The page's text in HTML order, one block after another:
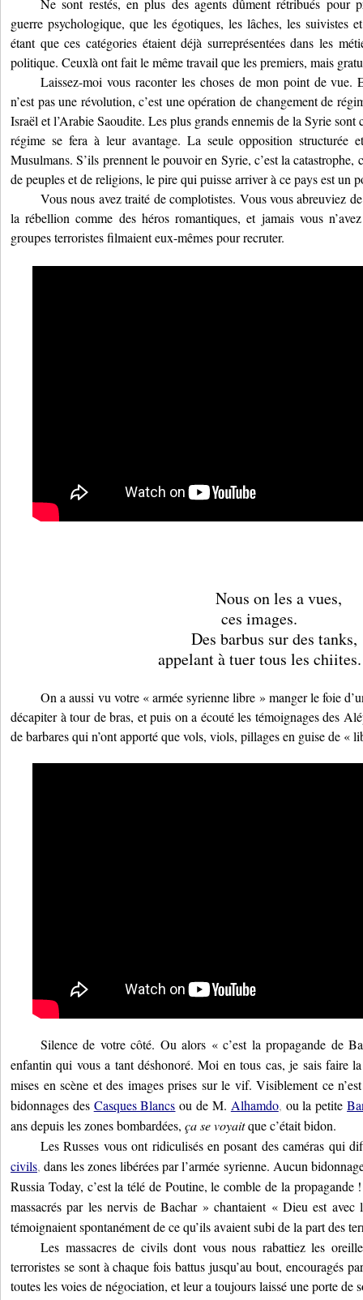
Ne sont restés, en plus des agents dûment rétribués pour
guerre psychologique, que les égotiques, les lâches, les suivistes
étant que ces catégories étaient déjà surreprésentées dans les
politique. Ceuxlà ont fait le même travail que les premiers, mais
Laissez-moi vous raconter les choses de mon point de
n’est pas une révolution, c’est une opération de changement de
Israël et l’Arabie Saoudite. Les plus grands ennemis de la Syrie sont
régime se fera à leur avantage. La seule opposition structurée
Musulmans. S’ils prennent le pouvoir en Syrie, c’est la catastrophe,
de peuples et de religions, le pire qui puisse arriver à ce pays est un
Vous nous avez traité de complotistes. Vous vous abreuviez
la rébellion comme des héros romantiques, et jamais vous
groupes terroristes filmaient eux-mêmes pour recruter.
Nous on les a vues,
ces images.
Des barbus sur des tanks,
appelant à tuer tous les chiites.
On a aussi vu votre « armée syrienne libre » manger le foie
décapiter à tour de bras, et puis on a écouté les témoignages des
de barbares qui n’ont apporté que vols, viols, pillages en guise de «
Silence de votre côté. Ou alors « c’est la propagande de
enfantin qui vous a tant déshonoré. Moi en tous cas, je sais faire
mises en scène et des images prises sur le vif. Visiblement ce
bidonnages des Casques Blancs ou de M. Alhamdo, ou la petite
ans depuis les zones bombardées, ça se voyaitque c’était bidon.
Les Russes vous ont ridiculisés en posant des caméras qui
civils, dans les zones libérées par l’armée syrienne. Aucun
Russia Today, c’est la télé de Poutine, le comble de la
massacrés par les nervis de Bachar » chantaient « Dieu est avec
témoignaient spontanément de ce qu’ils avaient subi de la part des
Les massacres de civils dont vous nous rabattiez les
terroristes se sont à chaque fois battus jusqu’au bout, encouragés
toutes les voies de négociation, et leur a toujours laissé une porte de